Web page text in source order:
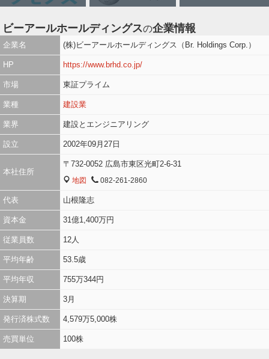
ビーアールホールディングスの企業情報
企業名 (株)ビーアールホールディングス（Br. Holdings Corp.）
HP https://www.brhd.co.jp/
市場 東証プライム
業種 建設業
業界 建設とエンジニアリング
設立 2002年09月27日
本社住所
〒732-0052 広島市東区光町2-6-31
MAP
地図 TEL
082-261-2860
代表 山根隆志
資本金 31億1,400万円
従業員数 12人
平均年齢 53.5歳
平均年収 755万344円
決算期 3月
発行済株式数 4,579万5,000株
売買単位 100株